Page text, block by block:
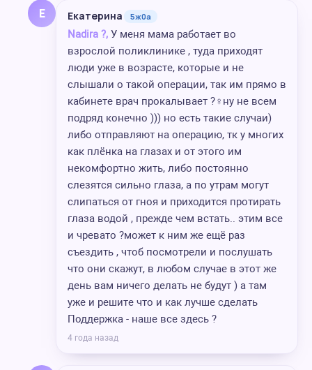
Е Екатерина 5ж0а
Nadira ?, У меня мама работает во
взрослой поликлинике , туда приходят
люди уже в возрасте, которые и не
слышали о такой операции, так им прямо в
кабинете врач прокалывает ?‍♀️ну не всем
подряд конечно ))) но есть такие случаи)
либо отправляют на операцию, тк у многих
как плёнка на глазах и от этого им
некомфортно жить, либо постоянно
слезятся сильно глаза, а по утрам могут
слипаться от гноя и приходится протирать
глаза водой , прежде чем встать.. этим все
и чревато ?может к ним же ещё раз
съездить , чтоб посмотрели и послушать
что они скажут, в любом случае в этот же
день вам ничего делать не будут ) а там
уже и решите что и как лучше сделать
Поддержка - наше все здесь ?
4 года назад